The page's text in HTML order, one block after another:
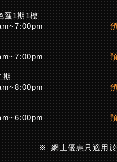
匯1期1樓
期
※ 網上優惠只適用